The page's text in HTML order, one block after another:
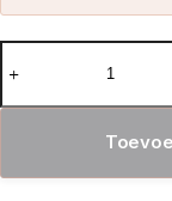
Sammy
Summer
-